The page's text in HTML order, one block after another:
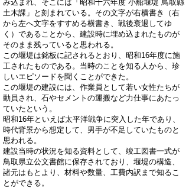
み込まれ、そこには「昭和十六年度 小船堰堤 鳥取縣
土木課」と刻まれている。その文字が右横書き（右
から左へ文字をすすめる横書き、戦後衰退してゆ
く）であることから、建設時に埋め込まれたものが
そのまま残っていると思われる。
この堰堤は銘板に記されるとおり、昭和16年度に施
工されたものである。当時のことを知る人から、珍
しいエピソードを聞くことができた。
この堰堤の建設には、作業員として若い女性たちが
動員され、石やセメントの運搬など力仕事にあたっ
ていたという。
昭和16年といえば太平洋戦争に突入した年であり、
時代背景から想定して、男手が不足していたものと
思われる。
建設当時の状況を知る資料として、竣工図書一式が
鳥取県立公文書館に保存されており、堰堤の構造、
諸元はもとより、材料や数量、工費内訳まで知るこ
とができる。